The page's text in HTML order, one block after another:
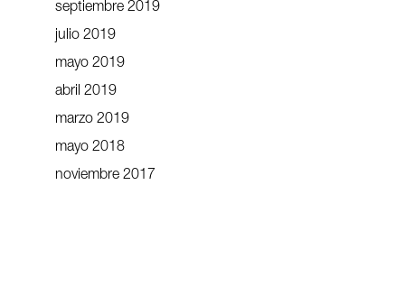
septiembre 2019
julio 2019
mayo 2019
abril 2019
marzo 2019
mayo 2018
noviembre 2017